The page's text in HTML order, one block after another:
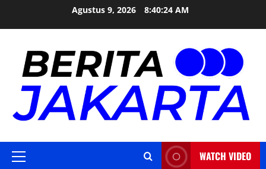
Agustus 9, 2026 8:40:25 AM
Primary
WATCH VIDEO